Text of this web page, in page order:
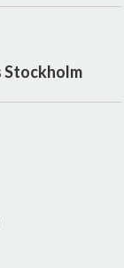
Stockholm